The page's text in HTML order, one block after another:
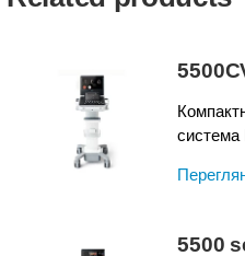
система
5500